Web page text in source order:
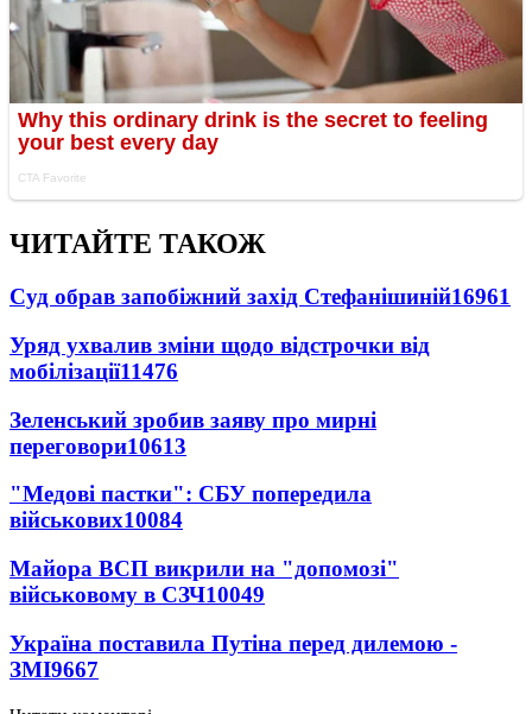
ЧИТАЙТЕ ТАКОЖ
Суд обрав запобіжний захід Стефанішиній16961
Уряд ухвалив зміни щодо відстрочки від
мобілізації11476
Зеленський зробив заяву про мирні
переговори10613
"Медові пастки": СБУ попередила
військових10084
Майора ВСП викрили на "допомозі"
військовому в СЗЧ10049
Україна поставила Путіна перед дилемою -
ЗМІ9667